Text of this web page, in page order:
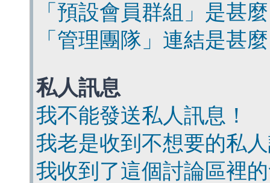
「預設會員群組」是甚
「管理團隊」連結是甚
私人訊息
我不能發送私人訊息！
我老是收到不想要的私
我收到了這個討論區裡